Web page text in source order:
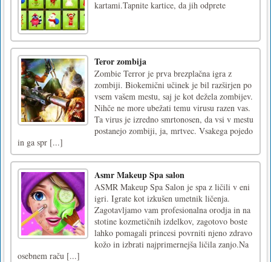
kartami.Tapnite kartice, da jih odprete
Teror zombija
Zombie Terror je prva brezplačna igra z
zombiji. Biokemični učinek je bil razširjen po
vsem vašem mestu, saj je kot dežela zombijev.
Nihče ne more ubežati temu virusu razen vas.
Ta virus je izredno smrtonosen, da vsi v mestu
postanejo zombiji, ja, mrtvec. Vsakega pojedo
in ga spr [...]
Asmr Makeup Spa salon
ASMR Makeup Spa Salon je spa z ličili v eni
igri. Igrate kot izkušen umetnik ličenja.
Zagotavljamo vam profesionalna orodja in na
stotine kozmetičnih izdelkov, zagotovo boste
lahko pomagali princesi povrniti njeno zdravo
kožo in izbrati najprimernejša ličila zanjo.Na
osebnem raču [...]